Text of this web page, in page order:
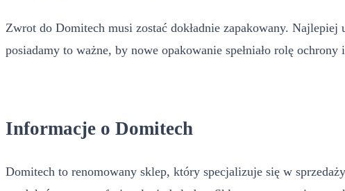
Zwrot do Domitech musi zostać dokładnie zapakowany.
posiadamy to ważne, by nowe opakowanie spełniało rolę
Informacje o Domitech
Domitech to renomowany sklep, który specjalizuje się w